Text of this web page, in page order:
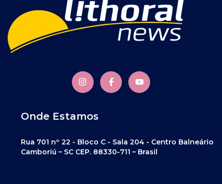
Onde Estamos
Rua 701 nº 22 - Bloco C - Sala 204 - Centro Balneário
Camboriú – SC CEP. 88330-711 – Brasil